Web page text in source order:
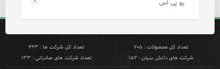
یو پی اس
تعداد کل محصولات : ۷۰۵
تعداد کل شرکت ها : ۴۲۳
شرکت های دانش بنیان : ۱۵۲
تعداد شرکت های صادراتی : ۱۳۳